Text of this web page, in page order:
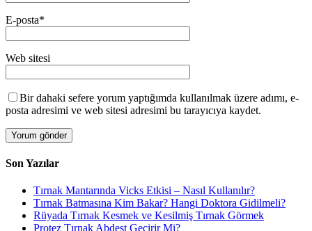
E-posta*
Web sitesi
Bir dahaki sefere yorum yaptığımda kullanılmak üzere adımı, e-
posta adresimi ve web sitesi adresimi bu tarayıcıya kaydet.
Son Yazılar
Tırnak Mantarında Vicks Etkisi – Nasıl Kullanılır?
Tırnak Batmasına Kim Bakar? Hangi Doktora Gidilmeli?
Rüyada Tırnak Kesmek ve Kesilmiş Tırnak Görmek
Protez Tırnak Abdest Geçirir Mi?